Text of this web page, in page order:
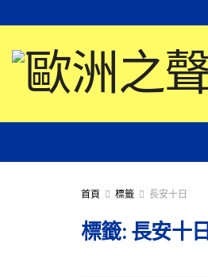
首頁 標籤 長安十日
標籤: 長安十日